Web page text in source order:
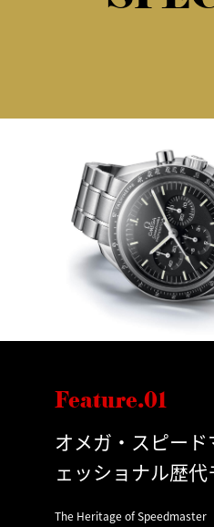
Feature.01
オメガ・スピー
ェッショナル歴
The Heritage of Speedmaster